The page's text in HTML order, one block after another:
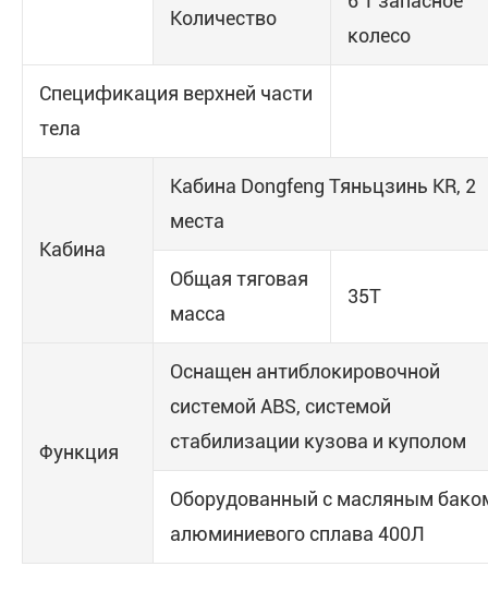
Количество
колесо
Спецификация верхней части
тела
Кабина
Кабина Dongfeng Тяньцзинь KR, 2
места
Общая тяговая
масса
35Т
Функция
Оснащен антиблокировочной
системой ABS, системой
стабилизации кузова и куполом
Оборудованный с масляным
алюминиевого сплава 400Л